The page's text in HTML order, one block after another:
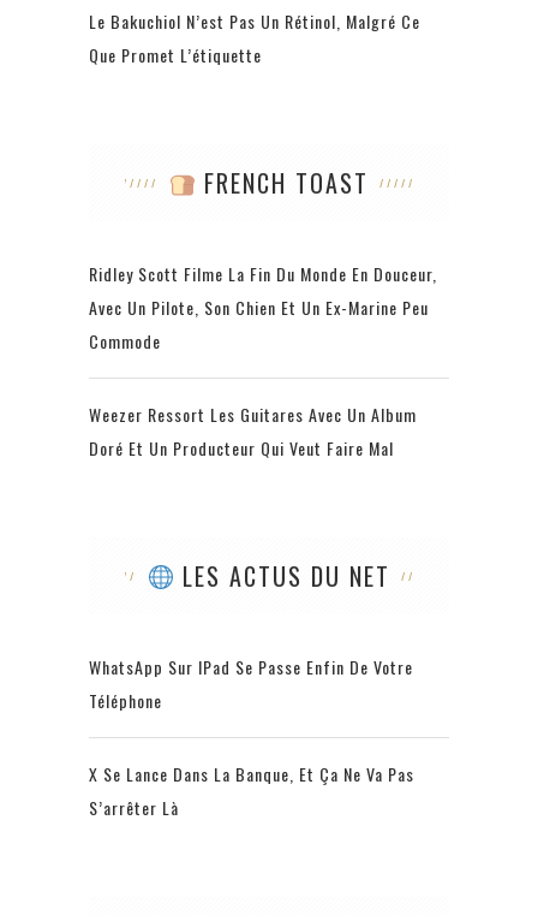
Le Bakuchiol N’est Pas Un Rétinol, Malgré Ce
Que Promet L’étiquette
FRENCH TOAST
Ridley Scott Filme La Fin Du Monde En Douceur,
Avec Un Pilote, Son Chien Et Un Ex-Marine Peu
Commode
Weezer Ressort Les Guitares Avec Un Album
Doré Et Un Producteur Qui Veut Faire Mal
LES ACTUS DU NET
WhatsApp Sur IPad Se Passe Enfin De Votre
Téléphone
X Se Lance Dans La Banque, Et Ça Ne Va Pas
S’arrêter Là